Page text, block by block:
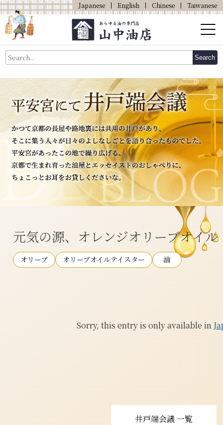
Japanese English Chinese Taiwanese
Search
About Us
About Oil
Products
Our Shop
Online Shop
元気の源、オレンジオリーブオイル
オリーブ オリーブオイルテイスター 油
Sorry, this entry is only available in
井戸端会議 一覧